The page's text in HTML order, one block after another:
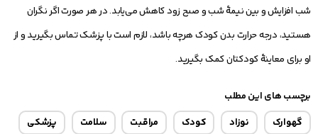
شب افزایش و بین نیمۀ شب و صبح زود کاهش می‌یابد. در هر صورت اگر نگران
هستید، درجه حرارت بدن کودک هرچه باشد، لازم است با پزشک تماس بگیرید و از
او برای معاینۀ کودکتان کمک بگیرید.
برچسب های این مطلب
گهوارک
نوزاد کودک مراقبت سلامت پزشکی